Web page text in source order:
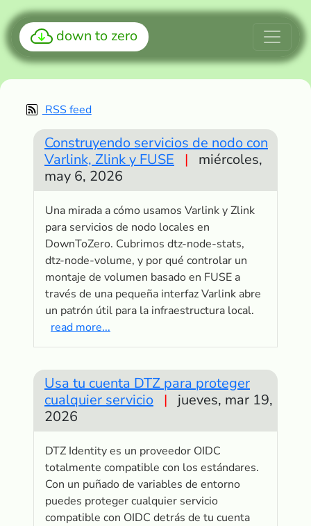
down to zero
RSS feed
Construyendo servicios de nodo con
Varlink, Zlink y FUSE
|
miércoles,
may 6, 2026
Una mirada a cómo usamos Varlink y Zlink
para servicios de nodo locales en
DownToZero. Cubrimos dtz-node-stats,
dtz-node-volume, y por qué controlar un
montaje de volumen basado en FUSE a
través de una pequeña interfaz Varlink abre
un patrón útil para la infraestructura local.
read more...
Usa tu cuenta DTZ para proteger
cualquier servicio |
jueves, mar 19,
2026
DTZ Identity es un proveedor OIDC
totalmente compatible con los estándares.
Con un puñado de variables de entorno
puedes proteger cualquier servicio
compatible con OIDC detrás de tu cuenta